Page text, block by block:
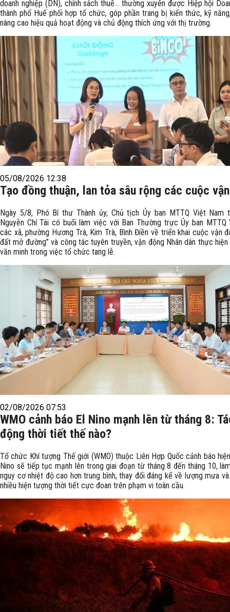
doanh nghiệp (DN), chính sách thuế… thường xuyên được Hiệp hội
thành phố Huế phối hợp tổ chức, góp phần trang bị kiến thức, kỹ
nâng cao hiệu quả hoạt động và chủ động thích ứng với thị trường.
05/08/2026 12:38
Tạo đồng thuận, lan tỏa sâu rộng các cuộc
Ngày 5/8, Phó Bí thư Thành ủy, Chủ tịch Ủy ban MTTQ Việt Nam
Nguyễn Chí Tài có buổi làm việc với Ban Thường trực Ủy ban MTTQ
các xã, phường Hương Trà, Kim Trà, Bình Điền về triển khai cuộc vận
đất mở đường” và công tác tuyên truyền, vận động Nhân dân thực
văn minh trong việc tổ chức tang lễ.
02/08/2026 07:53
WMO cảnh báo El Nino mạnh lên từ tháng 8:
động thời tiết thế nào?
Tổ chức Khí tượng Thế giới (WMO) thuộc Liên Hợp Quốc cảnh báo
Nino sẽ tiếp tục mạnh lên trong giai đoạn từ tháng 8 đến tháng 10,
nguy cơ nhiệt độ cao hơn trung bình, thay đổi đáng kể về lượng mưa
nhiều hiện tượng thời tiết cực đoan trên phạm vi toàn cầu.